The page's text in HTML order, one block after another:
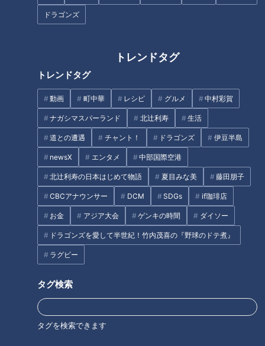
ドラゴンズ
トレンドタグ
トレンドタグ
動画 町中華 レシピ グルメ 中村彩賀
ナガシマスパーランド 北辻利寿 生活
道との遭遇 チャント！ ドラゴンズ 伊豆半島
newsX エンタメ 中部国際空港
北辻利寿の日本はじめて物語 夏目みな美 藤田朋子
CBCアナウンサー DCM SDGs if珈琲店
お金 アジア大会 ゲンキの時間 ダイソー
ドラゴンズを愛して半世紀！竹内茂喜の『野球のドテ煮』
ラグビー
タグ検索
タグを検索できます
ローテーションで回ってくるのが、相性がいいので当てて来る
のかは不明。
した。いずれもバンテリンドーム。
7月1日、7イニング。ドラゴンズ3失点で金丸投手に黒星。7月
21日、8イニングでドラゴンズ1失点で金丸投手に黒星。9月17
日、7イニングでドラゴンズ1失点。自責は0でも金丸投手に黒
中村「それ、負けてないでしょ？」
宮部「そうなんです。ドラゴンズ打線が東投手を打ててないの
で金丸投手に黒がついてしまった」
連勝は続くか？
中村さんが現役時代は、一人の投手にチームがここまで苦戦す
ることはなかったそうです。